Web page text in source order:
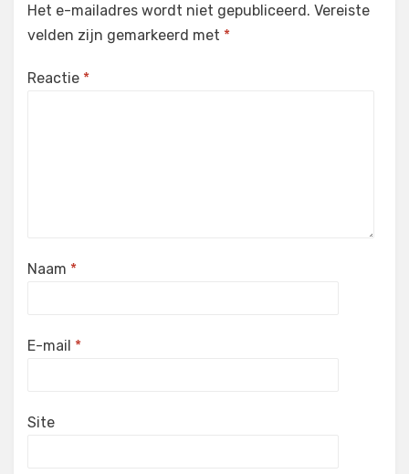
Het e-mailadres wordt niet gepubliceerd. Vereiste
velden zijn gemarkeerd met *
Reactie *
Naam *
E-mail *
Site